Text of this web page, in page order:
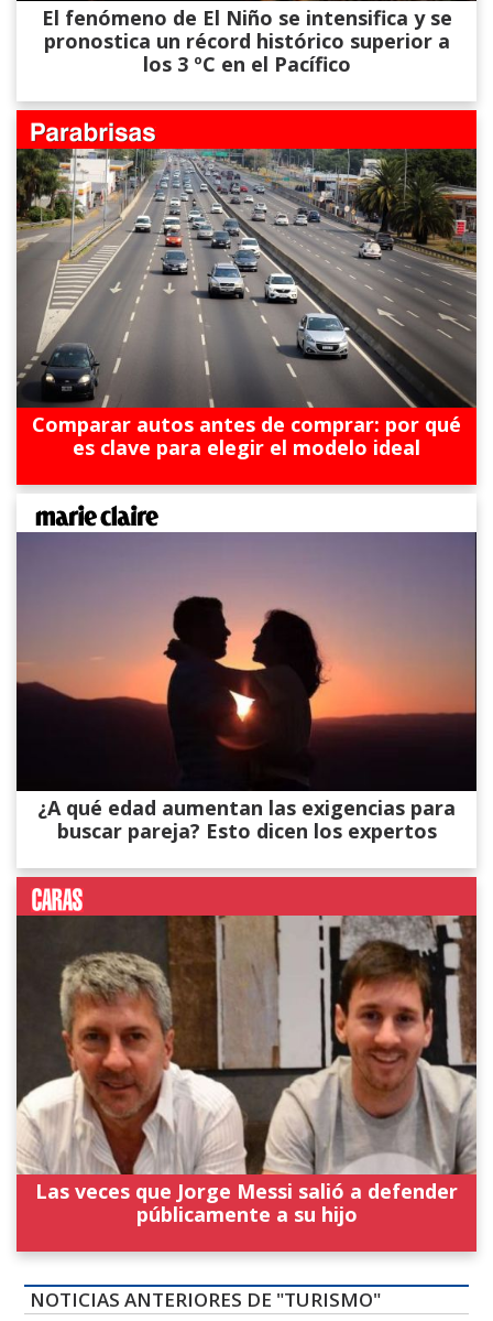
El fenómeno de El Niño se intensifica y se
pronostica un récord histórico superior a
los 3 ºC en el Pacífico
Comparar autos antes de comprar: por qué
es clave para elegir el modelo ideal
¿A qué edad aumentan las exigencias para
buscar pareja? Esto dicen los expertos
Las veces que Jorge Messi salió a defender
públicamente a su hijo
NOTICIAS ANTERIORES DE "TURISMO"